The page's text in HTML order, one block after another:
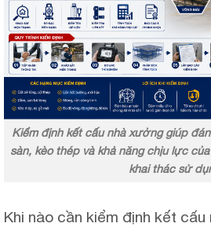
Kiểm định kết cấu nhà xưởng giúp
sàn, kèo thép và khả năng chịu lực
khai thác sử
Khi nào cần kiểm định kết